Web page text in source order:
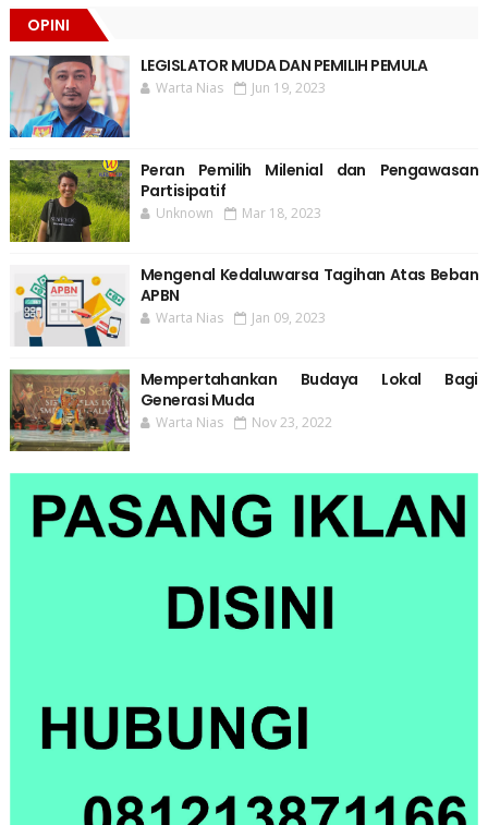
OPINI
LEGISLATOR MUDA DAN PEMILIH PEMULA
Warta Nias Jun 19, 2023
Peran Pemilih Milenial dan Pengawasan
Partisipatif
Unknown Mar 18, 2023
Mengenal Kedaluwarsa Tagihan Atas Beban
APBN
Warta Nias Jan 09, 2023
Mempertahankan Budaya Lokal Bagi
Generasi Muda
Warta Nias Nov 23, 2022